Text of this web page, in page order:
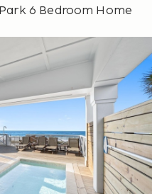
6 Bedroom Home